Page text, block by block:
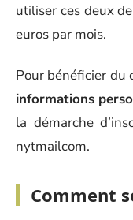
utiliser ces deux
euros par mois.
Pour bénéficier du
informations
la démarche
nytmailcom.
Comment